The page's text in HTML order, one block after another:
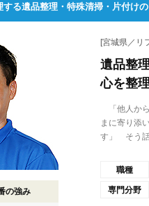
する遺品整理・特殊清掃・片付けの
の強み
[宮城県／リ
遺品整
心を整理
「他人か
まに寄り添
す」 そう話
職種
専門分野